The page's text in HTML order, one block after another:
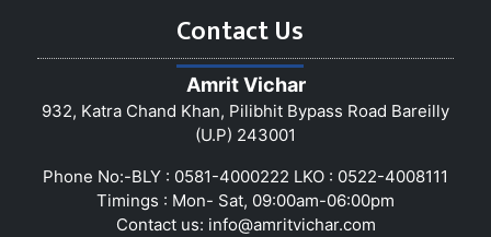
Contact Us
Amrit Vichar
932, Katra Chand Khan, Pilibhit Bypass Road Bareilly
(U.P) 243001
Phone No:-BLY : 0581-4000222 LKO : 0522-4008111
Timings : Mon- Sat, 09:00am-06:00pm
Contact us: info@amritvichar.com